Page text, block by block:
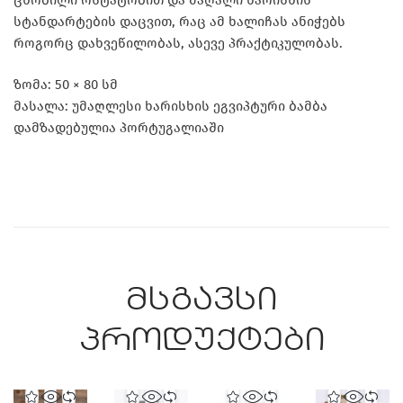
სტანდარტების დაცვით, რაც ამ ხალიჩას ანიჭებს
როგორც დახვეწილობას, ასევე პრაქტიკულობას.
ზომა: 50 × 80 სმ
მასალა: უმაღლესი ხარისხის ეგვიპტური ბამბა
დამზადებულია პორტუგალიაში
მსგავსი
პროდუქტები